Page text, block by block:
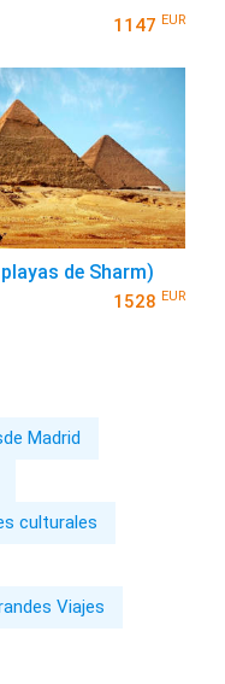
1147 EUR
de Sharm)
1528 EUR
Madrid
culturales
Viajes